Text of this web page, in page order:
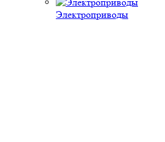
Электроприводы